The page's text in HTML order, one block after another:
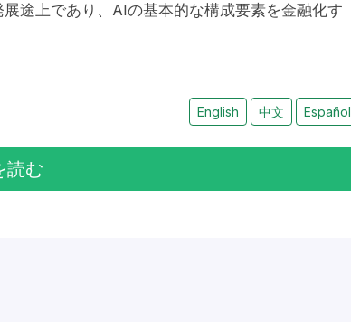
途上であり、AIの基本的な構成要素を金融化す
English 中文 Español
読む